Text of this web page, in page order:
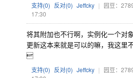
支持(0) 反对(0) Jeffcky | 园豆：
17:30
将其附加也不行啊，实例化一个对
更新这本来就是可以的嘛，我这里

支持(0) 反对(0) Jeffcky | 园豆：